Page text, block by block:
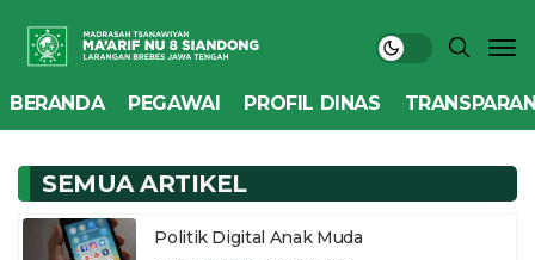
BERANDA PEGAWAI PROFIL DINAS
SEMUA ARTIKEL
Politik Digital Anak Muda